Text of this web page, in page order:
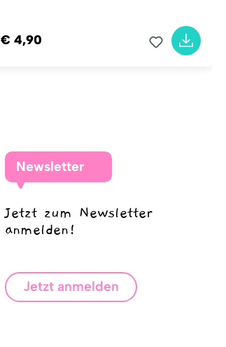
€ 4,90
Newsletter
Jetzt zum Newsletter
anmelden!
Jetzt anmelden